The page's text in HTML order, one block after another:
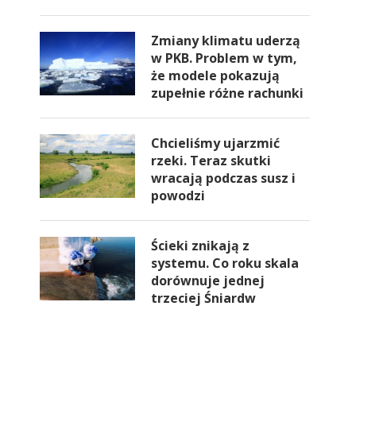
Zmiany klimatu uderzą
w PKB. Problem w tym,
że modele pokazują
zupełnie różne rachunki
Chcieliśmy ujarzmić
rzeki. Teraz skutki
wracają podczas susz i
powodzi
Ścieki znikają z
systemu. Co roku skala
dorównuje jednej
trzeciej Śniardw